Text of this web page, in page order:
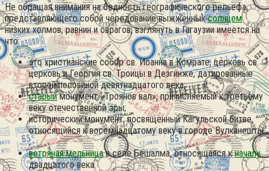
Не обращая внимания на бедность географического рельефа,
представляющего собой чередование выжженныхсолнцем
низких холмов, равнин и оврагов, взглянуть в Гагаузии имеется на
что:
это христианские собор св. Иоанна в Комрате, церковь св.
церковь и Георгия св. Троицы в Дезгинже, датированные
второй половиной девятнадцатого века;
старыймонумент «Троянов вал», причисляемый к третьему
веку отечественной эры;
исторический монумент, посвященный Кагульской битве,
относящийся к восемнадцатому веку в городе Вулканешты
;
ветряная мельницав селе Бешалма, относящаяся кначалу
двадцатого века.